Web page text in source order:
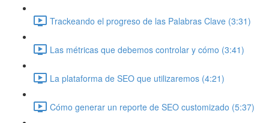
Trackeando el progreso de las Palabras Clave (3:31)
Las métricas que debemos controlar y cómo (3:41)
La plataforma de SEO que utilizaremos (4:21)
Cómo generar un reporte de SEO customizado (5:37)